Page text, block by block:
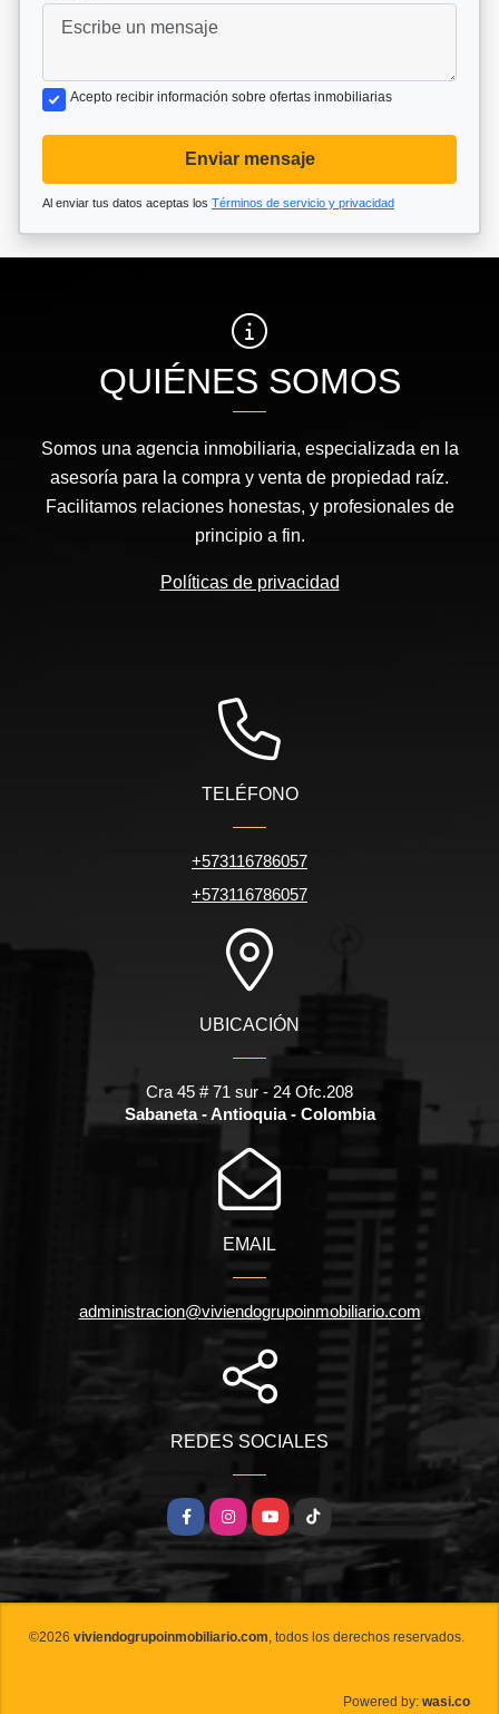
Acepto recibir información sobre ofertas inmobiliarias
Enviar mensaje
Al enviar tus datos aceptas los Términos de servicio y privacidad
QUIÉNES SOMOS
Somos una agencia inmobiliaria, especializada en la
asesoría para la compra y venta de propiedad raíz.
Facilitamos relaciones honestas, y profesionales de
principio a fin.
Políticas de privacidad
TELÉFONO
+573116786057
+573116786057
UBICACIÓN
Cra 45 # 71 sur - 24 Ofc.208
Sabaneta - Antioquia - Colombia
EMAIL
administracion@viviendogrupoinmobiliario.com
REDES SOCIALES
FacebookInstagramYouTubeTikTok
©2026 viviendogrupoinmobiliario.com, todos los derechos reservados.
Powered by: wasi.co